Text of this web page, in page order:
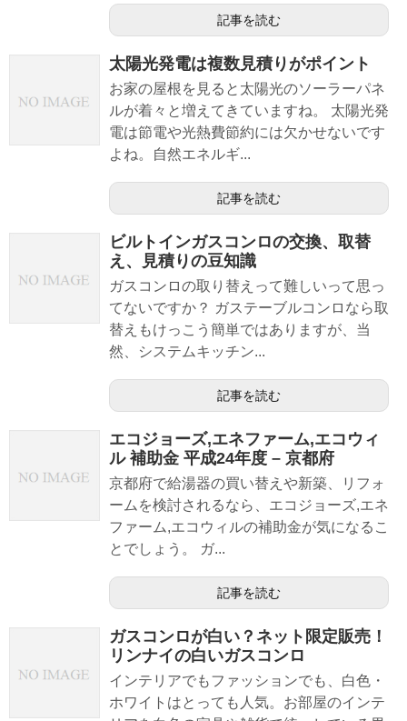
記事を読む
太陽光発電は複数見積りがポイント
お家の屋根を見ると太陽光のソーラーパネ
ルが着々と増えてきていますね。 太陽光発
電は節電や光熱費節約には欠かせないです
よね。自然エネルギ...
記事を読む
ビルトインガスコンロの交換、取替
え、見積りの豆知識
ガスコンロの取り替えって難しいって思っ
てないですか？ ガステーブルコンロなら取
替えもけっこう簡単ではありますが、当
然、システムキッチン...
記事を読む
エコジョーズ,エネファーム,エコウィ
ル 補助金 平成24年度 – 京都府
京都府で給湯器の買い替えや新築、リフォ
ームを検討されるなら、エコジョーズ,エネ
ファーム,エコウィルの補助金が気になるこ
とでしょう。 ガ...
記事を読む
ガスコンロが白い？ネット限定販売！
リンナイの白いガスコンロ
インテリアでもファッションでも、白色・
ホワイトはとっても人気。お部屋のインテ